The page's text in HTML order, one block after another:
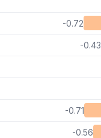
-0.72
-0.43
-0.71
-0.56